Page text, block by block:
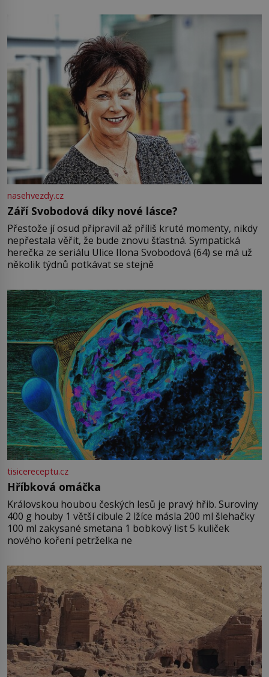
Jsme spolu moc rádi Tehdy byla jiná doba, když
nasehvezdy.cz
Září Svobodová díky nové lásce?
Přestože jí osud připravil až příliš kruté momenty, nikdy
nepřestala věřit, že bude znovu šťastná. Sympatická
herečka ze seriálu Ulice Ilona Svobodová (64) se má už
několik týdnů potkávat se stejně
tisicereceptu.cz
Hříbková omáčka
Královskou houbou českých lesů je pravý hřib. Suroviny
400 g houby 1 větší cibule 2 lžíce másla 200 ml šlehačky
100 ml zakysané smetana 1 bobkový list 5 kuliček
nového koření petrželka ne